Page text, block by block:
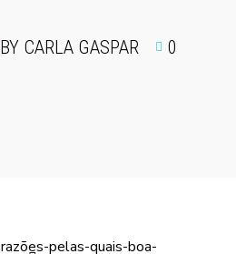
BY CARLA GASPAR 0